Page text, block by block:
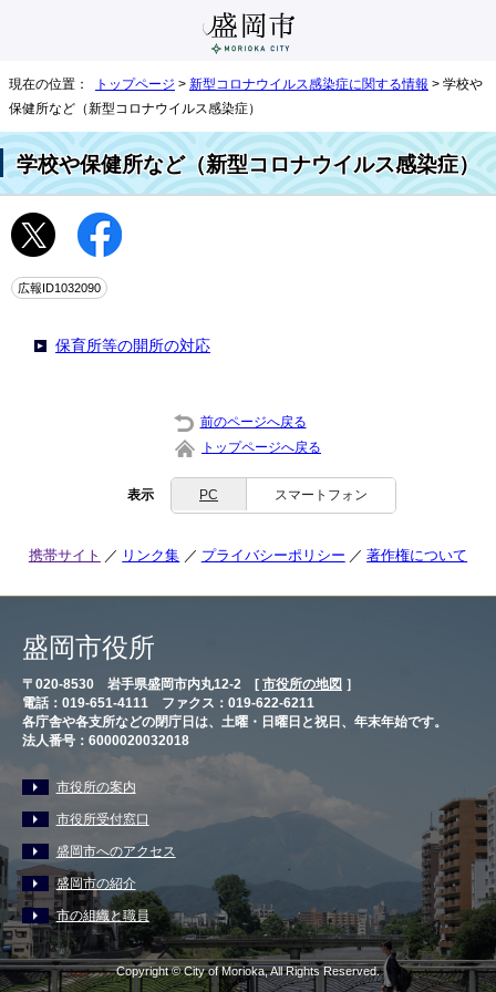
現在の位置： トップページ > 新型コロナウイルス感染症に関する情報 > 学校や
保健所など（新型コロナウイルス感染症）
学校や保健所など（新型コロナウイルス感染症）
広報ID1032090
保育所等の開所の対応
前のページへ戻る
トップページへ戻る
表示 PC スマートフォン
携帯サイト リンク集 プライバシーポリシー 著作権について
盛岡市役所
〒020-8530 岩手県盛岡市内丸12-2 [ 市役所の地図 ］
電話：019-651-4111 ファクス：019-622-6211
各庁舎や各支所などの閉庁日は、土曜・日曜日と祝日、年末年始です。
法人番号：6000020032018
市役所の案内
市役所受付窓口
盛岡市へのアクセス
盛岡市の紹介
市の組織と職員
Copyright © City of Morioka, All Rights Reserved.